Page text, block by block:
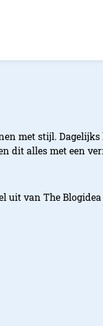
met stijl. Dagelijks
dit alles met een
uit van The Blogidea